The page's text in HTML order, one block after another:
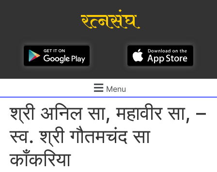
रत्नसंघ
Menu
श्री अनिल सा, महावीर सा, –
स्व. श्री गौतमचंद सा
काँकरिया